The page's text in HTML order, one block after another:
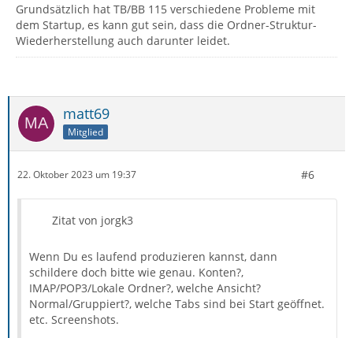
Grundsätzlich hat TB/BB 115 verschiedene Probleme mit
dem Startup, es kann gut sein, dass die Ordner-Struktur-
Wiederherstellung auch darunter leidet.
matt69
Mitglied
22. Oktober 2023 um 19:37 #6
Zitat von jorgk3
Wenn Du es laufend produzieren kannst, dann
schildere doch bitte wie genau. Konten?,
IMAP/POP3/Lokale Ordner?, welche Ansicht?
Normal/Gruppiert?, welche Tabs sind bei Start geöffnet.
etc. Screenshots.